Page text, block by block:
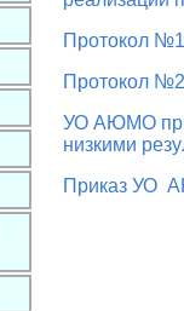
Протокол
Протокол
УО АЮМО
низкими
Приказ УО